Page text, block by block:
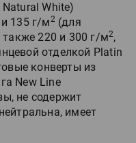
White)
135 г/м2(для
также 220 и 300 г/м2,
отделкой Platin
конверты из
New Line
не содержит
имеет